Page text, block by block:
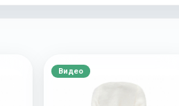
Видео